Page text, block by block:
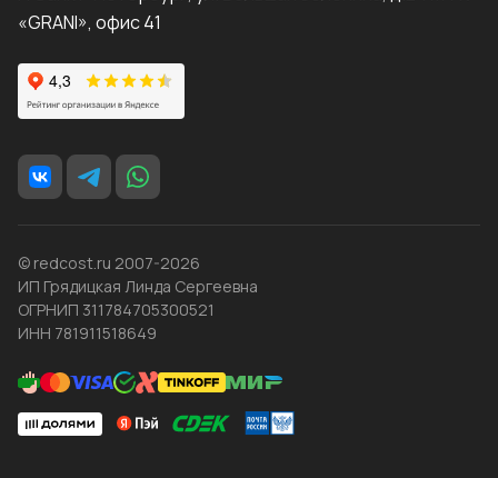
«GRANI», офис 41
© redcost.ru 2007-2026
ИП Грядицкая Линда Сергеевна
ОГРНИП 311784705300521
ИНН 781911518649